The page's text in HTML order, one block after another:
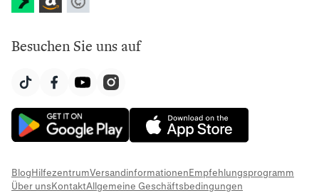
Besuchen Sie uns auf
BlogHilfezentrumVersandinformationenEmpfehlungsprogramm
Über unsKontaktAllgemeine Geschäftsbedingungen